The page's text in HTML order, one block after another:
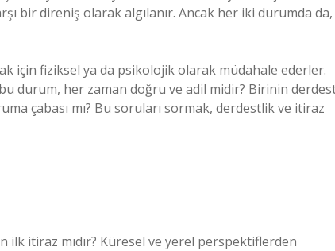
bir direniş olarak algılanır. Ancak her iki durumda da,
için fiziksel ya da psikolojik olarak müdahale ederler.
durum, her zaman doğru ve adil midir? Birinin
çabası mı? Bu soruları sormak, derdestlik ve itiraz
ilk itiraz mıdır? Küresel ve yerel perspektiflerden